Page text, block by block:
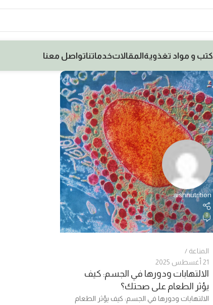
كتب و مواد تغذويةالمقالاتخدماتناتواصل معنا
aishnutrition
0
المناعة
21 أغسطس 2025
الالتهابات ودورها في الجسم: كيف
يؤثر الطعام على صحتك؟
الالتهابات ودورها في الجسم: كيف يؤثر الطعام